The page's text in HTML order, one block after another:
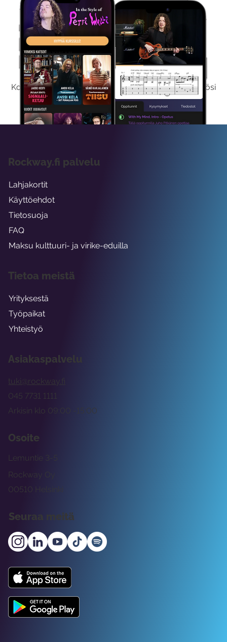
Kokeile Ilmaiseksi
Kokeilemalla ilmaiseksi saat koko sisältömme käyttöösi
viikon ajaksi.
Asiakaspalvelu
tuki@rockway.fi
Arkisin klo 09:00 -15:00
045 7731 1111
Osoite
Rockway Oy
Lemuntie 3-5
00510 Helsinki
Seuraa meitä
Rockway.fi palvelu
Lahjakortit
Käyttöehdot
Tietosuoja
FAQ
Maksu kulttuuri- ja virike-eduilla
Tietoa meistä
Yrityksestä
Työpaikat
Yhteistyö